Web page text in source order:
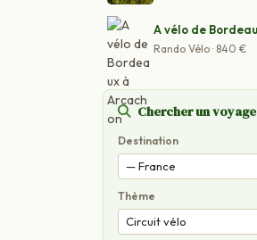
Rando Vélo · 840 €
Chercher un voyage
Destination
Thème